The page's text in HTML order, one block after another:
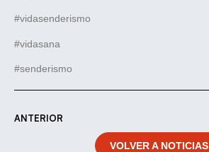
#vidasenderismo
#vidasana
#senderismo
ANTERIOR
VOLVER A NOTICIAS